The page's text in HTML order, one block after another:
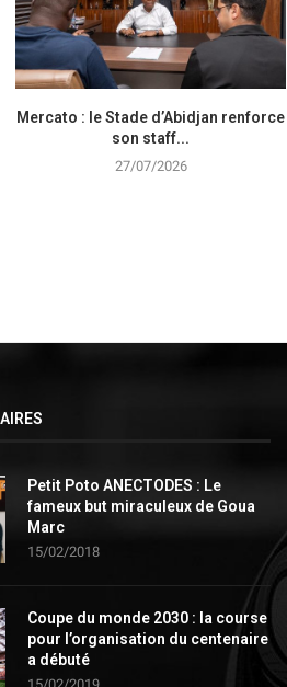
Mercato : le Stade d’Abidjan renforce
son staff...
27/07/2026
Petit Poto ANECTODES : Le
fameux but miraculeux de Goua
Marc
15/02/2018
Coupe du monde 2030 : la course
pour l’organisation du centenaire
a débuté